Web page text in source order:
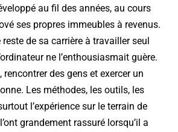
au fil des années, au cours
ses propres immeubles à revenus.
reste de sa carrière à travailler seul
ne l’enthousiasmait guère.
rencontrer des gens et exercer un
Les méthodes, les outils, les
l’expérience sur le terrain de
grandement rassuré lorsqu’il a